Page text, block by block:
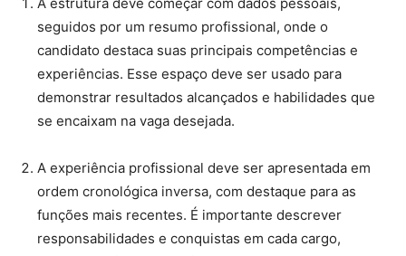
seguidos por um resumo profissional, onde o
candidato destaca suas principais competências e
experiências. Esse espaço deve ser usado para
demonstrar resultados alcançados e habilidades que
se encaixam na vaga desejada.
A experiência profissional deve ser apresentada em
ordem cronológica inversa, com destaque para as
funções mais recentes. É importante descrever
responsabilidades e conquistas em cada cargo,